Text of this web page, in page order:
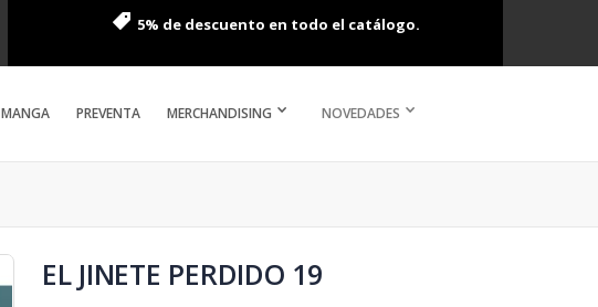
5% de descuento en todo el catálogo.
MANGA PREVENTA MERCHANDISING NOVEDADES
EL JINETE PERDIDO 19